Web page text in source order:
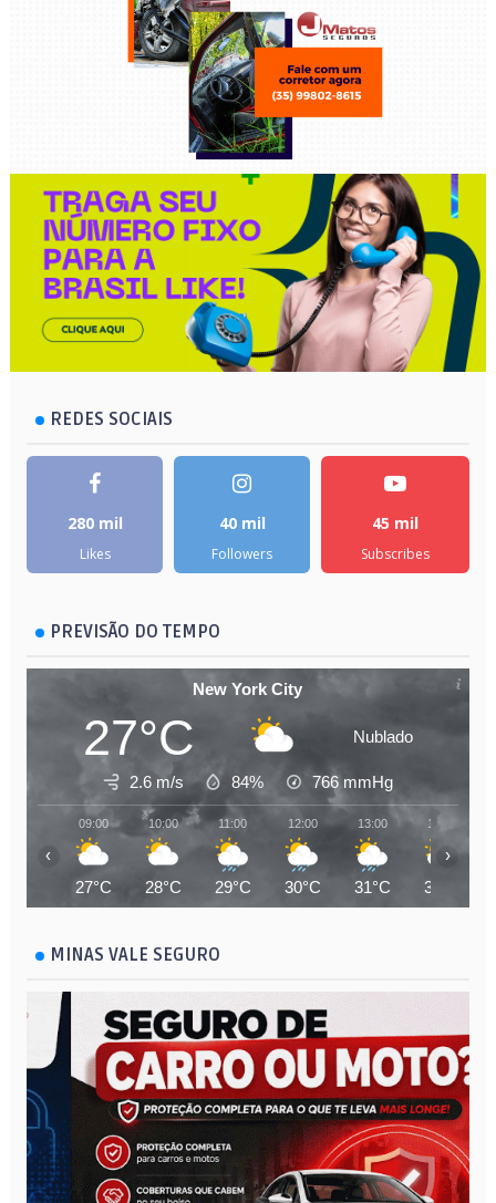
REDES SOCIAIS
280 mil
Likes
40 mil
Followers
45 mil
Subscribes
PREVISÃO DO TEMPO
New York City
27°C Nublado
2.6 m/s 84% 766 mmHg
09:00
27°C
10:00
28°C
11:00
29°C
12:00
30°C
13:00
31°C
14:00
31°C
‹ ›
MINAS VALE SEGURO